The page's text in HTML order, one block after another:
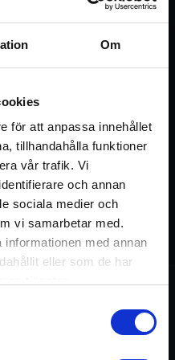
Om
för att anpassa innehållet
tillhandahålla funktioner
vår trafik. Vi
och annan
sociala medier och
vi samarbetar med.
med annan
eller som de har
cirkulation,hela
chakrasystemet stretch